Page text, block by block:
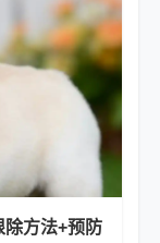
除方法+预防